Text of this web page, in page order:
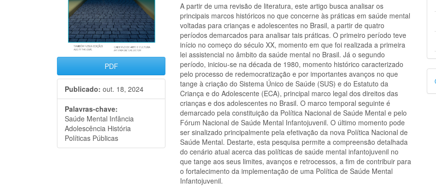
PDF
Publicado: out. 18, 2024
Palavras-chave:
Saúde Mental Infância
Adolescência História
Políticas Públicas
A partir de uma revisão de literatura, este artigo busca analisar os
principais marcos históricos no que concerne às práticas em saúde mental
voltadas para crianças e adolescentes no Brasil, a partir de quatro
períodos demarcados para analisar tais práticas. O primeiro período teve
início no começo do século XX, momento em que foi realizada a primeira
lei assistencial no âmbito da saúde mental no Brasil. Já o segundo
período, iniciou-se na década de 1980, momento histórico caracterizado
pelo processo de redemocratização e por importantes avanços no que
tange à criação do Sistema Único de Saúde (SUS) e do Estatuto da
Criança e do Adolescente (ECA), principal marco legal dos direitos das
crianças e dos adolescentes no Brasil. O marco temporal seguinte é
demarcado pela constituição da Política Nacional de Saúde Mental e pelo
Fórum Nacional de Saúde Mental Infantojuvenil. O último momento pode
ser sinalizado principalmente pela efetivação da nova Política Nacional de
Saúde Mental. Destarte, esta pesquisa permite a compreensão detalhada
do cenário atual acerca das políticas de saúde mental infantojuvenil no
que tange aos seus limites, avanços e retrocessos, a fim de contribuir para
o fortalecimento da implementação de uma Política de Saúde Mental
Infantojuvenil.